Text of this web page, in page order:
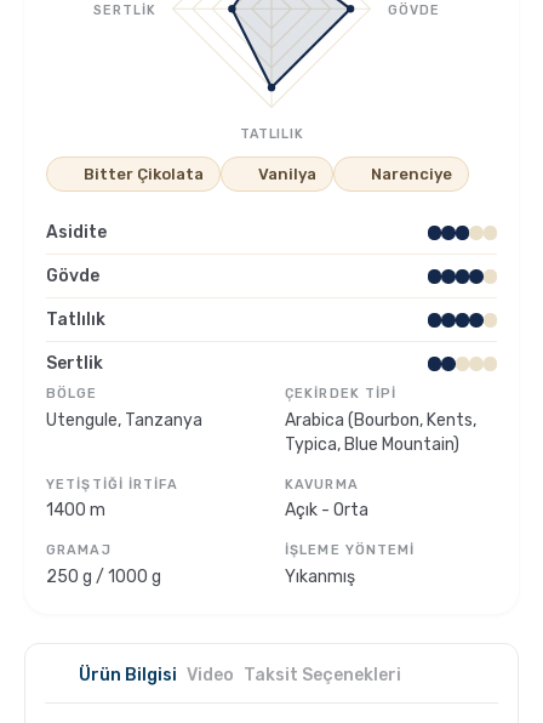
Sporcu Kahveleri
GÖVDE
TATLILIK
SERTLİK
Bitter Çikolata Vanilya Narenciye
Asidite
Gövde
Tatlılık
Sertlik
BÖLGE
Utengule, Tanzanya
ÇEKIRDEK TIPI
Arabica (Bourbon, Kents,
Typica, Blue Mountain)
YETIŞTIĞI İRTIFA
1400 m
KAVURMA
Açık - Orta
GRAMAJ
250 g / 1000 g
İŞLEME YÖNTEMI
Yıkanmış
Ürün Bilgisi Video Taksit Seçenekleri